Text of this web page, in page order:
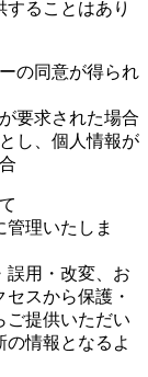
ることはあり
の同意が得られ
要求された場合
し、個人情報が
理いたしま
誤用・改変、お
スから保護・
ご提供いただい
情報となるよ